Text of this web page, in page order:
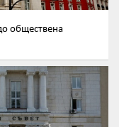
обществена